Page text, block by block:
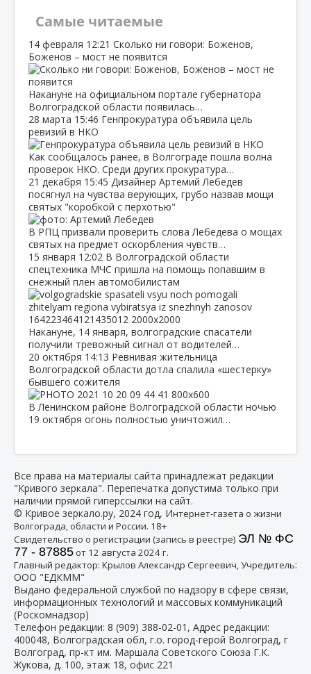
Самые читаемые
14 февраля 12:21 Сколько ни говори: Боженов,
Боженов – мост не появится
Накануне на официальном портале губернатора
Волгоградской области появилась…
28 марта 15:46 Генпрокуратура объявила цель
ревизий в НКО
Как сообщалось ранее, в Волгограде пошла волна
проверок НКО. Среди других прокуратура…
21 декабря 15:45 Дизайнер Артемий Лебедев
посягнул на чувства верующих, грубо назвав мощи
святых "коробкой с перхотью"
В РПЦ призвали проверить слова Лебедева о мощах
святых на предмет оскорбления чувств…
15 января 12:02 В Волгоградской области
спецтехника МЧС пришла на помощь попавшим в
снежный плен автомобилистам
Накануне, 14 января, волгоградские спасатели
получили тревожный сигнал от водителей…
20 октября 14:13 Ревнивая жительница
Волгоградской области дотла спалила «шестерку»
бывшего сожителя
В Ленинском районе Волгоградской области ночью
19 октября огонь полностью уничтожил…
Все права на материалы сайта принадлежат редакции
"Кривого зеркала". Перепечатка допустима только при
наличии прямой гиперссылки на сайт.
© Кривое зеркало.ру, 2024 год, Интернет-газета о жизни
Волгограда, области и России. 18+
Свидетельство о регистрации (запись в реестре) ЭЛ № ФС
77 - 87885от 12 августа 2024 г.
Главный редактор: Крылов Александр Сергеевич, Учредитель:
ООО "ЕДКММ"
Выдано федеральной службой по надзору в сфере связи,
информационных технологий и массовых коммуникаций
(Роскомнадзор)
Телефон редакции: 8 (909) 388-02-01 , Адрес редакции:
400048, Волгоградская обл, г.о. город-герой Волгоград, г
Волгоград, пр-кт им. Маршала Советского Союза Г.К.
Жукова, д. 100, этаж 18, офис 221